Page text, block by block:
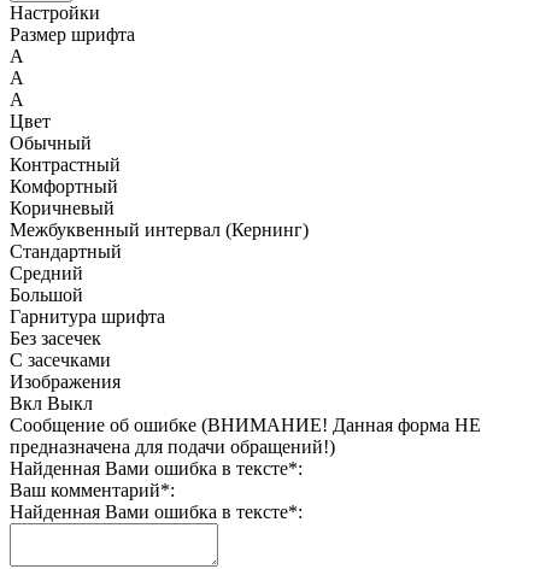
Настройки
Размер шрифта
A
A
A
Цвет
Обычный
Контрастный
Комфортный
Коричневый
Межбуквенный интервал (Кернинг)
Стандартный
Средний
Большой
Гарнитура шрифта
Без засечек
С засечками
Изображения
Вкл Выкл
Сообщение об ошибке (ВНИМАНИЕ! Данная форма НЕ
предназначена для подачи обращений!)
Найденная Вами ошибка в тексте*:
Ваш комментарий*:
Найденная Вами ошибка в тексте*: